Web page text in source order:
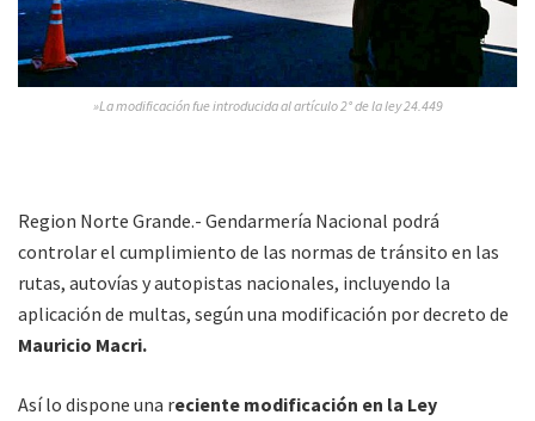
»La modificación fue introducida al artículo 2° de la ley 24.449
Region Norte Grande.- Gendarmería Nacional podrá
controlar el cumplimiento de las normas de tránsito en las
rutas, autovías y autopistas nacionales, incluyendo la
aplicación de multas, según una modificación por decreto de
Mauricio Macri.
Así lo dispone una reciente modificación en la Ley